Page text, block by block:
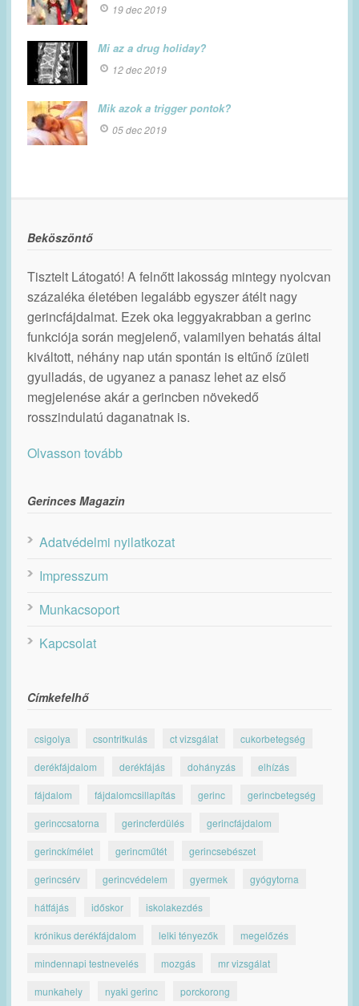
19 dec 2019
Mi az a drug holiday?
12 dec 2019
Mik azok a trigger pontok?
05 dec 2019
Beköszöntő
Tisztelt Látogató! A felnőtt lakosság mintegy nyolcvan
százaléka életében legalább egyszer átélt nagy
gerincfájdalmat. Ezek oka leggyakrabban a gerinc
funkciója során megjelenő, valamilyen behatás által
kiváltott, néhány nap után spontán is eltűnő ízületi
gyulladás, de ugyanez a panasz lehet az első
megjelenése akár a gerincben növekedő
rosszindulatú daganatnak is.
Olvasson tovább
Gerinces Magazin
Adatvédelmi nyilatkozat
Impresszum
Munkacsoport
Kapcsolat
Címkefelhő
csigolya csontritkulás ct vizsgálat cukorbetegség
derékfájdalom derékfájás dohányzás elhízás
fájdalom fájdalomcsillapítás gerinc gerincbetegség
gerinccsatorna gerincferdülés gerincfájdalom
gerinckímélet gerincműtét gerincsebészet
gerincsérv gerincvédelem gyermek gyógytorna
hátfájás időskor iskolakezdés
krónikus derékfájdalom lelki tényezők megelőzés
mindennapi testnevelés mozgás mr vizsgálat
munkahely nyaki gerinc porckorong